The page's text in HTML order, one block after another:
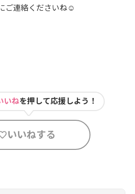
ご連絡くださいね☺️
いねを押して応援しよう！
いいねする